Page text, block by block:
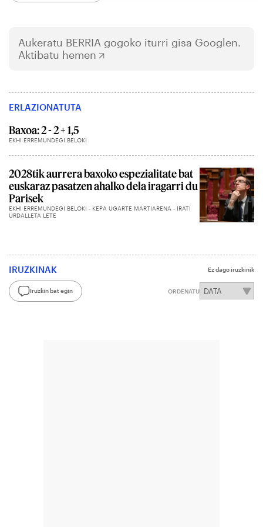
Aukeratu BERRIA gogoko iturri gisa Googlen.
Aktibatu hemen
ERLAZIONATUTA
Baxoa: 2 - 2 + 1,5
EKHI ERREMUNDEGI BELOKI
2028tik aurrera baxoko espezialitate bat
euskaraz pasatzen ahalko dela iragarri du
Parisek
EKHI ERREMUNDEGI BELOKI - KEPA UGARTE MARTIARENA - IRATI
URDALLETA LETE
IRUZKINAK Ez dago iruzkinik
Iruzkin bat egin ORDENATU